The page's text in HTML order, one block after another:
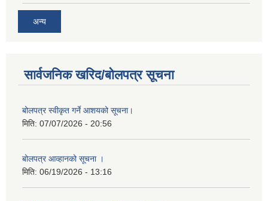
अन्य
सार्वजनिक खरिद/बोलपत्र सूचना
बोलपत्र स्वीकृत गर्ने आशयको सूचना।
मिति: 07/07/2026 - 20:56
बोलपत्र आव्हानको सूचना ।
मिति: 06/19/2026 - 13:16